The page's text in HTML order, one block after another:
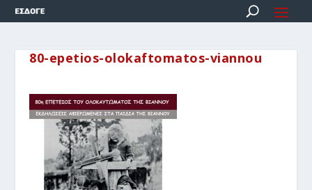
80-epetios-olokaftomatos-viannou